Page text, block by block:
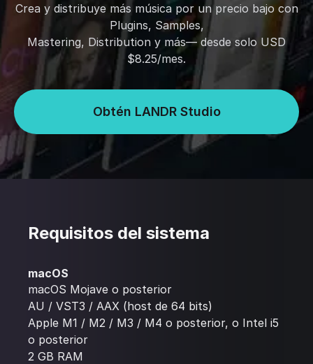
Crea y distribuye más música por un precio bajo con
Plugins, Samples,
Mastering, Distribution y más— desde solo USD
$8.25/mes.
Obtén LANDR Studio
Requisitos del sistema
macOS
macOS Mojave o posterior
AU / VST3 / AAX (host de 64 bits)
Apple M1 / M2 / M3 / M4 o posterior, o Intel i5
o posterior
2 GB RAM